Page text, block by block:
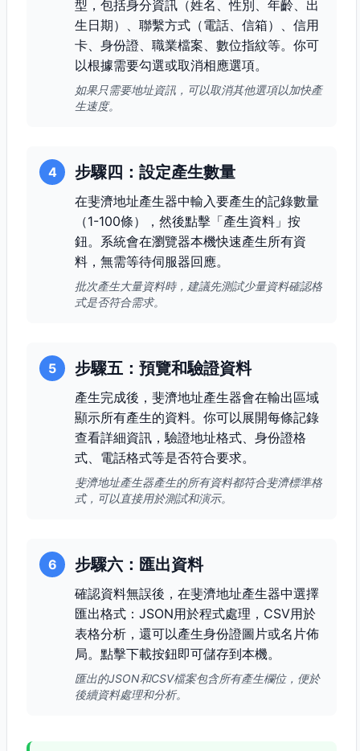
型，包括身分資訊（姓名、性別、年齡、出
生日期）、聯繫方式（電話、信箱）、信用
卡、身份證、職業檔案、數位指紋等。你可
以根據需要勾選或取消相應選項。
如果只需要地址資訊，可以取消其他選項以加快產
生速度。
4 步驟四：設定產生數量
在斐濟地址產生器中輸入要產生的記錄數量
（1-100條），然後點擊「產生資料」按
鈕。系統會在瀏覽器本機快速產生所有資
料，無需等待伺服器回應。
批次產生大量資料時，建議先測試少量資料確認格
式是否符合需求。
5 步驟五：預覽和驗證資料
產生完成後，斐濟地址產生器會在輸出區域
顯示所有產生的資料。你可以展開每條記錄
查看詳細資訊，驗證地址格式、身份證格
式、電話格式等是否符合要求。
斐濟地址產生器產生的所有資料都符合斐濟標準格
式，可以直接用於測試和演示。
6 步驟六：匯出資料
確認資料無誤後，在斐濟地址產生器中選擇
匯出格式：JSON用於程式處理，CSV用於
表格分析，還可以產生身份證圖片或名片佈
局。點擊下載按鈕即可儲存到本機。
匯出的JSON和CSV檔案包含所有產生欄位，便於
後續資料處理和分析。